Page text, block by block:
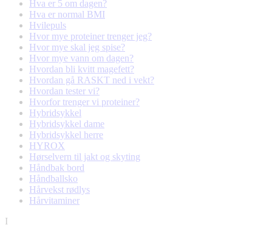
Hva er 5 om dagen?
Hva er normal BMI
Hvilepuls
Hvor mye proteiner trenger jeg?
Hvor mye skal jeg spise?
Hvor mye vann om dagen?
Hvordan bli kvitt magefett?
Hvordan gå RASKT ned i vekt?
Hvordan tester vi?
Hvorfor trenger vi proteiner?
Hybridsykkel
Hybridsykkel dame
Hybridsykkel herre
HYROX
Hørselvern til jakt og skyting
Håndbak bord
Håndballsko
Hårvekst rødlys
Hårvitaminer
I